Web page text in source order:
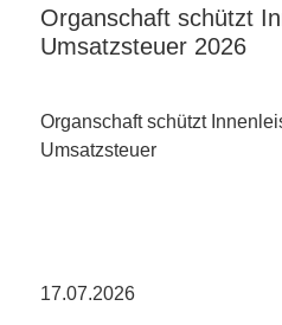
Organschaft schützt
Umsatzsteuer 2026
Organschaft schützt
Umsatzsteuer
17.07.2026